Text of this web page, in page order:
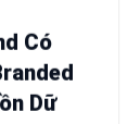
Có
Dữ